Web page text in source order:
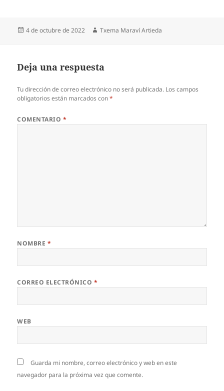
Publicado
4 de octubre de 2022 Autor
Txema Maraví Artieda
Deja una respuesta
Tu dirección de correo electrónico no será publicada. Los campos
obligatorios están marcados con*
COMENTARIO *
NOMBRE *
CORREO ELECTRÓNICO *
WEB
Guarda mi nombre, correo electrónico y web en este
navegador para la próxima vez que comente.